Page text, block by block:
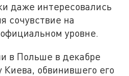
даже интересовались
сочувствие на
уровне.
в Польше в декабре
Киева, обвинившего его